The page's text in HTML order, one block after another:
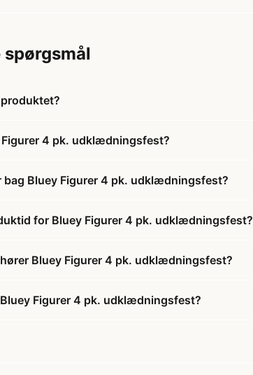
4 pk. udklædningsfest?
Bluey Figurer 4 pk. udklædningsfest?
for Bluey Figurer 4 pk. udklædningsfest?
Bluey Figurer 4 pk. udklædningsfest?
Figurer 4 pk. udklædningsfest?